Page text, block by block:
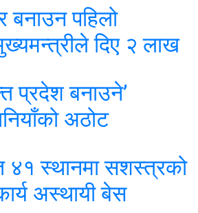
पहिलो
दिए २ लाख
प्रदेश बनाउने’
अठोट
४१ स्थानमा सशस्त्रको
अस्थायी बेस